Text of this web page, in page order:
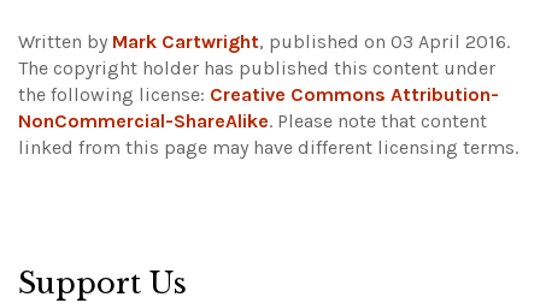
Written by Mark Cartwright, published on 03 April 2016.
The copyright holder has published this content under
the following license: Creative Commons Attribution-
NonCommercial-ShareAlike. Please note that content
linked from this page may have different licensing terms.
Support Us